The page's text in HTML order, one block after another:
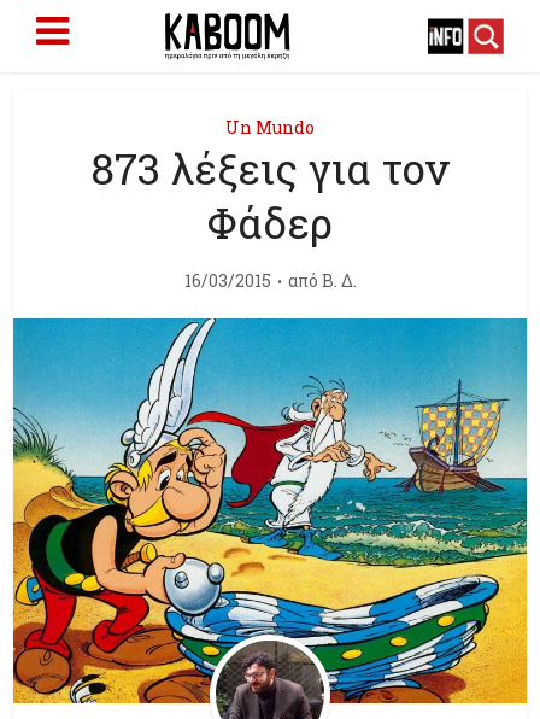
Un Mundo
873 λέξεις για τον
Φάδερ
16/03/2015 από Β. Δ.